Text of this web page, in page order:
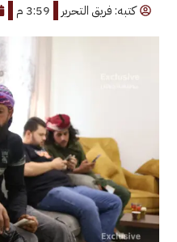
فريق التحرير
3:59 م يونيو 20, 2026